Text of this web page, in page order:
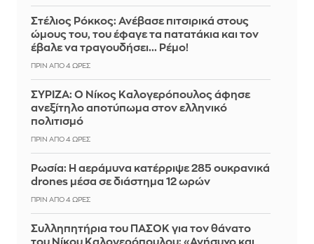
Στέλιος Ρόκκος: Ανέβασε πιτσιρικά στους
ώμους του, του έφαγε τα πατατάκια και τον
έβαλε να τραγουδήσει... Ρέμο!
ΠΡΙΝ ΑΠΌ 4 ΏΡΕΣ
ΣΥΡΙΖΑ: Ο Νίκος Καλογερόπουλος άφησε
ανεξίτηλο αποτύπωμα στον ελληνικό
πολιτισμό
ΠΡΙΝ ΑΠΌ 4 ΏΡΕΣ
Ρωσία: Η αεράμυνα κατέρριψε 285 ουκρανικά
drones μέσα σε διάστημα 12 ωρών
ΠΡΙΝ ΑΠΌ 4 ΏΡΕΣ
Συλληπητήρια του ΠΑΣΟΚ για τον θάνατο